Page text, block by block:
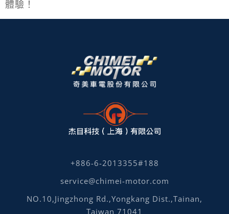
體驗！
+886-6-2013355#188
service@chimei-motor.com
NO.10,Jingzhong Rd.,Yongkang Dist.,Tainan,
Taiwan 71041